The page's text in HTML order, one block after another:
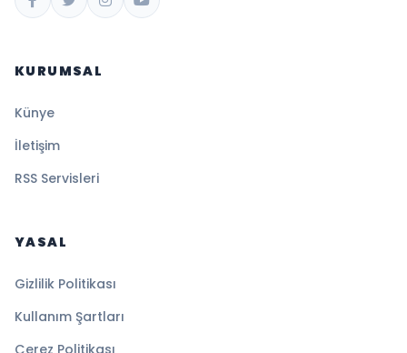
KURUMSAL
Künye
İletişim
RSS Servisleri
YASAL
Gizlilik Politikası
Kullanım Şartları
Çerez Politikası